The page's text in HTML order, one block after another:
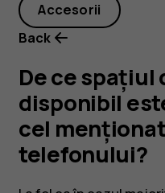
este
mai
mic
decât
Accesorii
Back
De ce spațiul
disponibil
cel
telefonului?